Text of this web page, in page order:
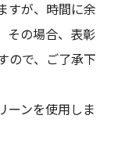
すが、時間に余
その場合、表彰
ので、ご了承下
ーンを使用しま